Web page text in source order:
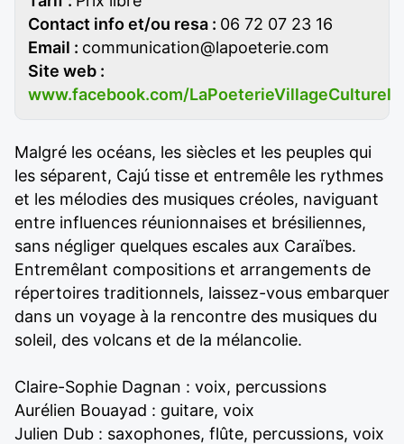
Contact info et/ou resa : 06 72 07 23 16
Email : communication@lapoeterie.com
Site web :
www.facebook.com/LaPoeterieVillageCulturel
Malgré les océans, les siècles et les peuples qui
les séparent, Cajú tisse et entremêle les rythmes
et les mélodies des musiques créoles, naviguant
entre influences réunionnaises et brésiliennes,
sans négliger quelques escales aux Caraïbes.
Entremêlant compositions et arrangements de
répertoires traditionnels, laissez-vous embarquer
dans un voyage à la rencontre des musiques du
soleil, des volcans et de la mélancolie.
Claire-Sophie Dagnan : voix, percussions
Aurélien Bouayad : guitare, voix
Julien Dub : saxophones, flûte, percussions, voix